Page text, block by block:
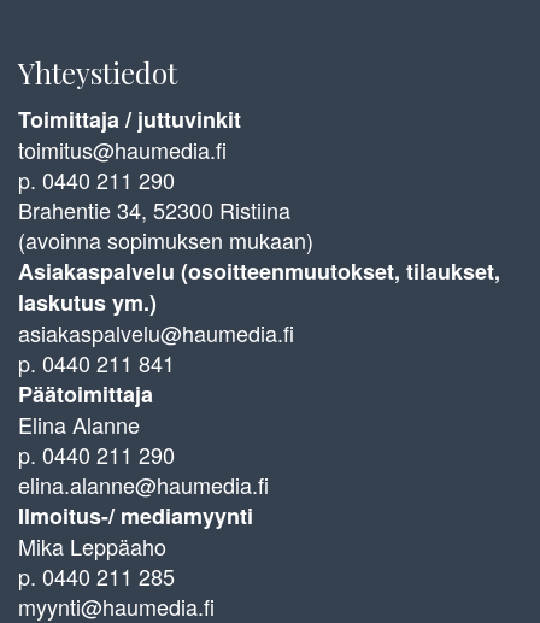
Yhteystiedot
Toimittaja / juttuvinkit
toimitus@haumedia.fi
p. 0440 211 290
Brahentie 34, 52300 Ristiina
(avoinna sopimuksen mukaan)
Asiakaspalvelu (osoitteenmuutokset, tilaukset,
laskutus ym.)
asiakaspalvelu@haumedia.fi
p. 0440 211 841
Päätoimittaja
Elina Alanne
p. 0440 211 290
elina.alanne@haumedia.fi
Ilmoitus-/ mediamyynti
Mika Leppäaho
p. 0440 211 285
myynti@haumedia.fi